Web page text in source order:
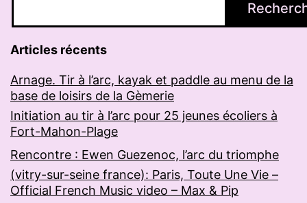
Articles récents
Arnage. Tir à l’arc, kayak et paddle au menu de la
base de loisirs de la Gèmerie
Initiation au tir à l’arc pour 25 jeunes écoliers à
Fort-Mahon-Plage
Rencontre : Ewen Guezenoc, l’arc du triomphe
(vitry-sur-seine france): Paris, Toute Une Vie –
Official French Music video – Max & Pip